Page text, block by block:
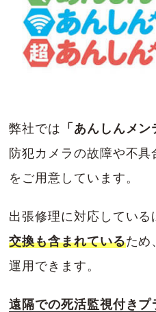
弊社では 「あんしんメ
防犯カメラの故障や不
をご用意しています。
出張修理に対応している
交換も含まれているため
運用できます。
遠隔での死活監視付き